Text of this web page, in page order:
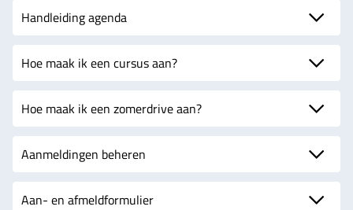
Handleiding agenda
Hoe maak ik een cursus aan?
Hoe maak ik een zomerdrive aan?
Aanmeldingen beheren
Aan- en afmeldformulier